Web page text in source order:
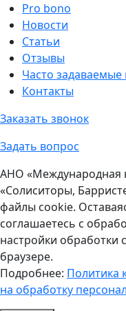
Pro bono
Новости
Статьи
Отзывы
Часто
Контакты
Заказать звонок
Задать вопрос
АНО «Международная
«Солиситоры,
файлы cookie.
соглашаетесь с
настройки обработки
браузере.
Подробнее: Политика
на обработку